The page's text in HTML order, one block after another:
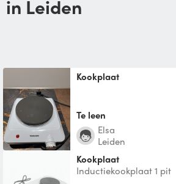
in Leiden
Kookplaat
Te leen
Elsa
Leiden
Kookplaat
Inductiekookplaat 1 pit